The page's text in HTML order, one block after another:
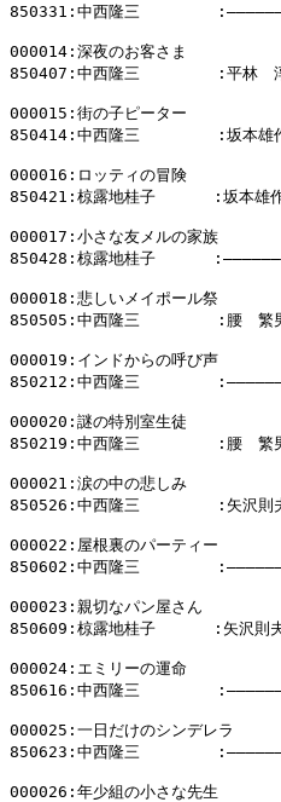
850331:中西隆三
000014:深夜のお客さま
850407:中西隆三        :平林
000015:街の子ピーター
850414:中西隆三        :坂本
000016:ロッティの冒険
850421:椋露地桂子      :坂本
000017:小さな友メルの家族
850428:椋露地桂子
000018:悲しいメイポール祭
850505:中西隆三        :腰　
000019:インドからの呼び声
850212:中西隆三
000020:謎の特別室生徒
850219:中西隆三        :腰　
000021:涙の中の悲しみ
850526:中西隆三        :矢沢
000022:屋根裏のパーティー
850602:中西隆三
000023:親切なパン屋さん
850609:椋露地桂子      :矢沢
000024:エミリーの運命
850616:中西隆三
000025:一日だけのシンデレラ
850623:中西隆三
000026:年少組の小さな先生